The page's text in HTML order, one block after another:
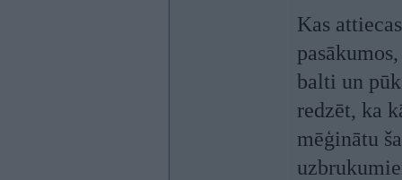
Kas
balti un
redzēt, ka
mēģinātu